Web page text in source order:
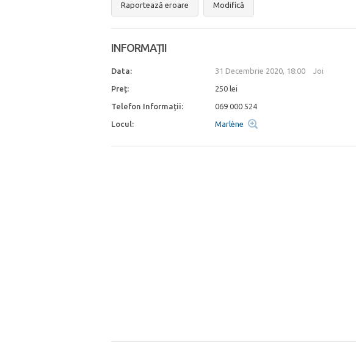
Raportează eroare Modifică
INFORMAȚII
Data: 31 Decembrie 2020, 18:00 Joi
Preț: 250 lei
Telefon Informații: 069 000 524
Locul: Marlène